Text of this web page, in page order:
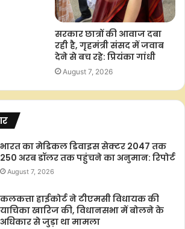
सरकार छात्रों की आवाज दबा
रही है, गृहमंत्री संसद में जवाब
देने से बच रहे: प्रियंका गांधी
August 7, 2026
भारत का मेडिकल डिवाइस सेक्टर 2047 तक
250 अरब डॉलर तक पहुंचने का अनुमान: रिपोर्ट
August 7, 2026
कलकत्ता हाईकोर्ट ने टीएमसी विधायक की
याचिका खारिज की, विधानसभा में बोलने के
अधिकार से जुड़ा था मामला